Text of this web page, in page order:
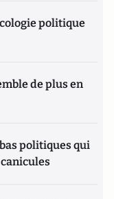
politique
de plus en
politiques qui